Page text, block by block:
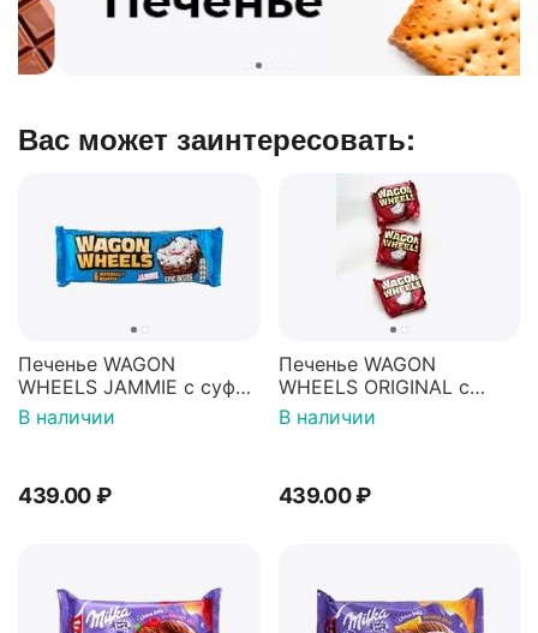
Вас может заинтересовать:
Печенье WAGON
WHEELS JAMMIE с суфле
и джемом покрытое
гразурью 228г
В наличии
439.00₽
Печенье WAGON
WHEELS ORIGINAL с
суфле покрытое
гразурью 216г
В наличии
439.00₽